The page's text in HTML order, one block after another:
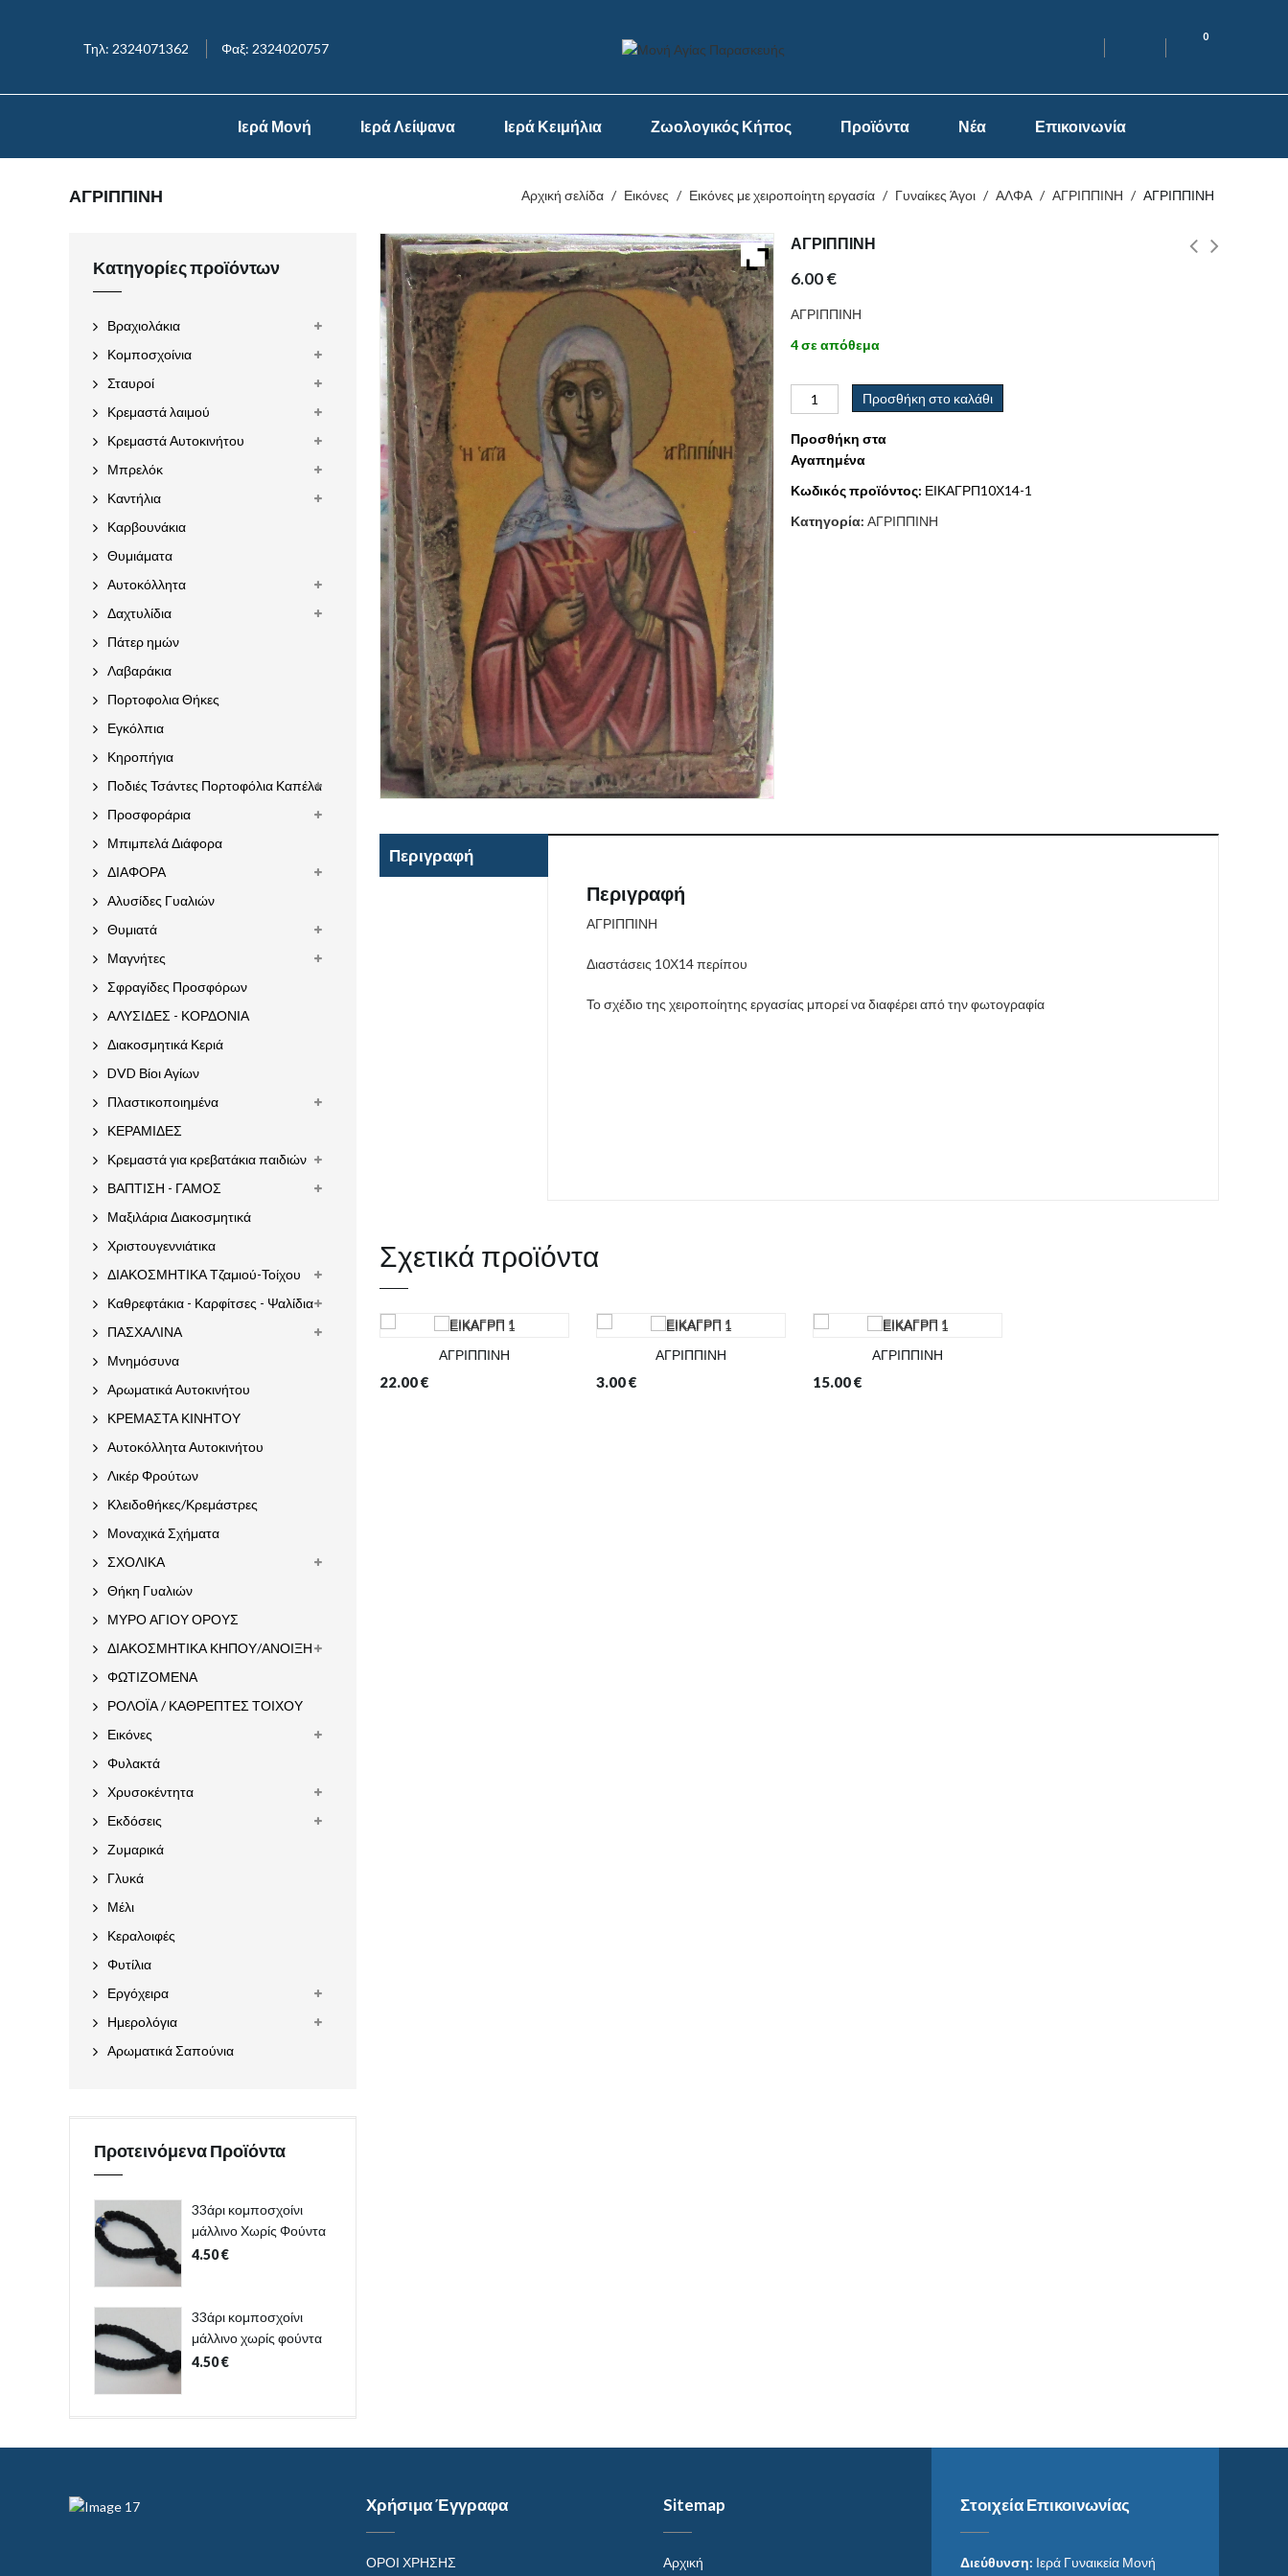
Τηλ: 2324071362 Φαξ: 2324020757
0
Ιερά Μονή Ιερά Λείψανα Ιερά Κειμήλια Ζωολογικός Κήπος Προϊόντα Νέα Επικοινωνία
ΑΓΡΙΠΠΙΝΗ Αρχική σελίδα / Εικόνες / Εικόνες με χειροποίητη εργασία / Γυναίκες Άγοι / ΑΛΦΑ / ΑΓΡΙΠΠΙΝΗ / ΑΓΡΙΠΠΙΝΗ
ΑΓΡΙΠΠΙΝΗ
6.00€
ΑΓΡΙΠΠΙΝΗ
4 σε απόθεμα
Προσθήκη στο καλάθι
Προσθήκη στα
Αγαπημένα
Κωδικός προϊόντος: ΕΙΚΑΓΡΠ10Χ14-1
Κατηγορία:ΑΓΡΙΠΠΙΝΗ
Περιγραφή
Περιγραφή
ΑΓΡΙΠΠΙΝΗ
Διαστάσεις 10Χ14 περίπου
Το σχέδιο της χειροποίητης εργασίας μπορεί να διαφέρει από την φωτογραφία
Σχετικά προϊόντα
ΑΓΡΙΠΠΙΝΗ
22.00€
ΑΓΡΙΠΠΙΝΗ
3.00€
ΑΓΡΙΠΠΙΝΗ
15.00€
Κατηγορίες προϊόντων
Βραχιολάκια
Κομποσχοίνια
Σταυροί
Κρεμαστά λαιμού
Κρεμαστά Αυτοκινήτου
Μπρελόκ
Καντήλια
Καρβουνάκια
Θυμιάματα
Αυτοκόλλητα
Δαχτυλίδια
Πάτερ ημών
Λαβαράκια
Πορτοφολια Θήκες
Εγκόλπια
Κηροπήγια
Ποδιές Τσάντες Πορτοφόλια Καπέλα
Προσφοράρια
Μπιμπελά Διάφορα
ΔΙΑΦΟΡΑ
Αλυσίδες Γυαλιών
Θυμιατά
Μαγνήτες
Σφραγίδες Προσφόρων
ΑΛΥΣΙΔΕΣ - ΚΟΡΔΟΝΙΑ
Διακοσμητικά Κεριά
DVD Βίοι Αγίων
Πλαστικοποιημένα
ΚΕΡΑΜΙΔΕΣ
Κρεμαστά για κρεβατάκια παιδιών
ΒΑΠΤΙΣΗ - ΓΑΜΟΣ
Μαξιλάρια Διακοσμητικά
Χριστουγεννιάτικα
ΔΙΑΚΟΣΜΗΤΙΚΑ Τζαμιού-Τοίχου
Καθρεφτάκια - Καρφίτσες - Ψαλίδια
ΠΑΣΧΑΛΙΝΑ
Μνημόσυνα
Αρωματικά Αυτοκινήτου
ΚΡΕΜΑΣΤΑ ΚΙΝΗΤΟΥ
Αυτοκόλλητα Αυτοκινήτου
Λικέρ Φρούτων
Κλειδοθήκες/Κρεμάστρες
Μοναχικά Σχήματα
ΣΧΟΛΙΚΑ
Θήκη Γυαλιών
ΜΥΡΟ ΑΓΙΟΥ ΟΡΟΥΣ
ΔΙΑΚΟΣΜΗΤΙΚΑ ΚΗΠΟΥ/ΑΝΟΙΞΗ
ΦΩΤΙΖΟΜΕΝΑ
ΡΟΛΟΪΑ / ΚΑΘΡΕΠΤΕΣ ΤΟΙΧΟΥ
Εικόνες
Φυλακτά
Χρυσοκέντητα
Εκδόσεις
Ζυμαρικά
Γλυκά
Μέλι
Κεραλοιφές
Φυτίλια
Εργόχειρα
Ημερολόγια
Αρωματικά Σαπούνια
Προτεινόμενα Προϊόντα
33άρι κομποσχοίνι
μάλλινο Χωρίς Φούντα
4.50€
33άρι κομποσχοίνι
μάλλινο χωρίς φούντα
4.50€
Χρήσιμα Έγγραφα
ΟΡΟΙ ΧΡΗΣΗΣ
Sitemap
Αρχική
Στοιχεία Επικοινωνίας
Διεύθυνση: Ιερά Γυναικεία Μονή